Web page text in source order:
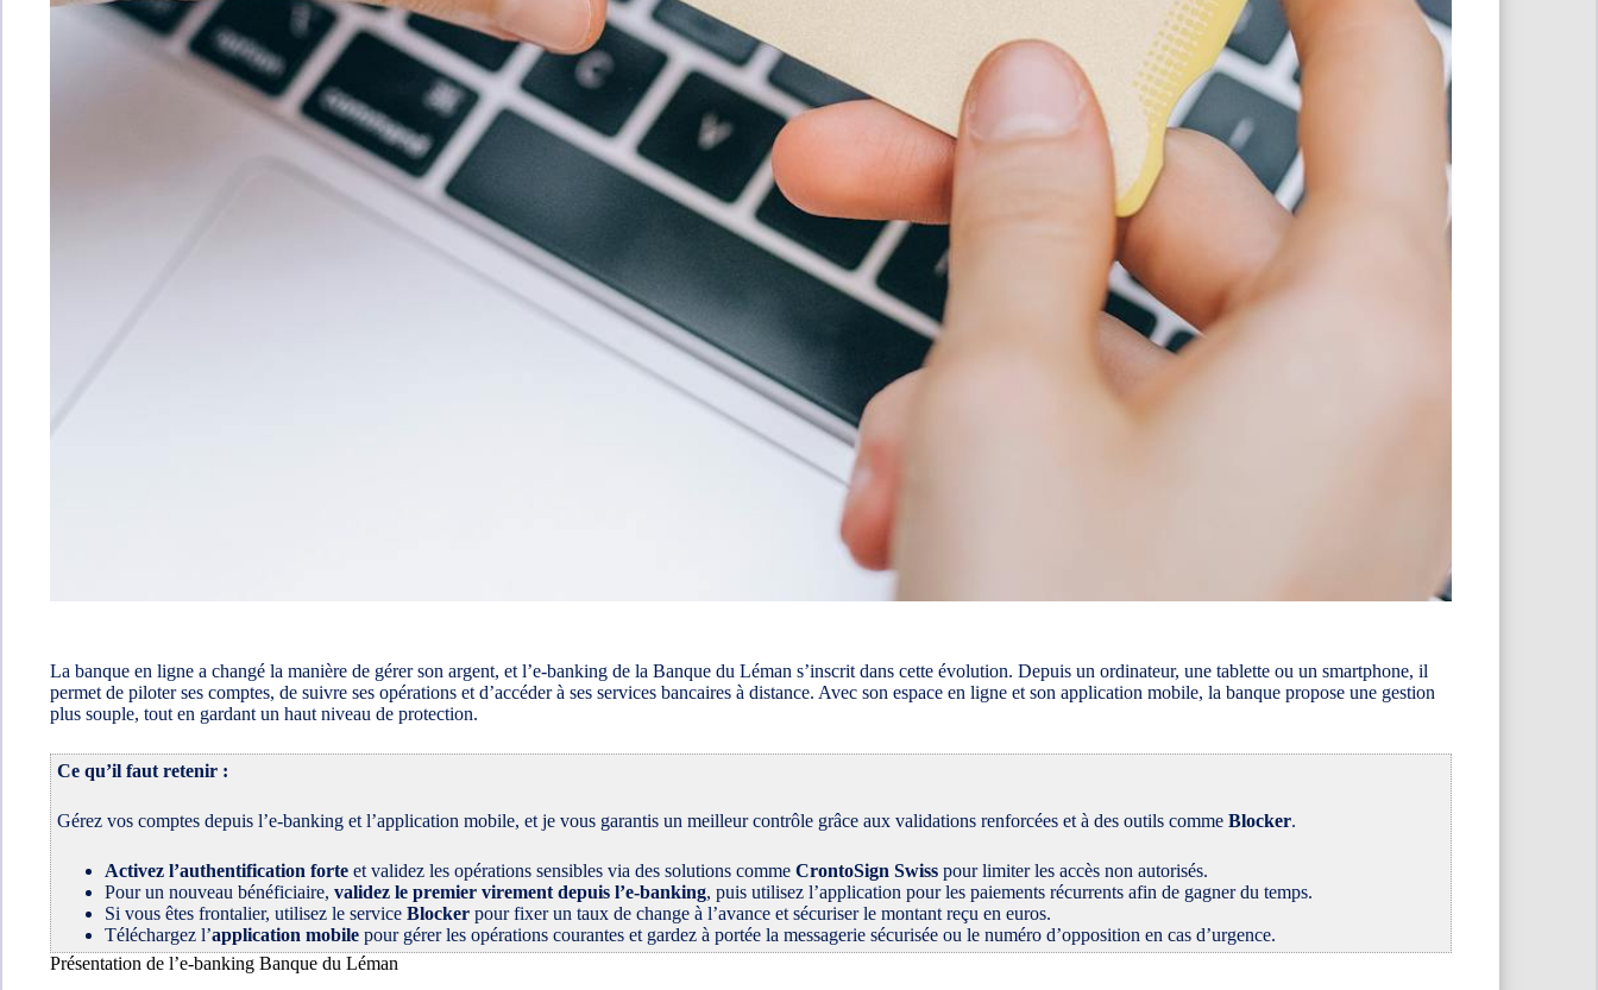
La banque en ligne a changé la manière de gérer son argent, et l’e-banking de la Banque du Léman s’inscrit dans cette évolution. Depuis un ordinateur, une tablette ou un smartphone, il
permet de piloter ses comptes, de suivre ses opérations et d’accéder à ses services bancaires à distance. Avec son espace en ligne et son application mobile, la banque propose une gestion
plus souple, tout en gardant un haut niveau de protection.
Ce qu’il faut retenir :
Gérez vos comptes depuis l’e-banking et l’application mobile, et je vous garantis un meilleur contrôle grâce aux validations renforcées et à des outils comme Blocker.
Activez l’authentification forte et validez les opérations sensibles via des solutions comme CrontoSign Swiss pour limiter les accès non autorisés.
Pour un nouveau bénéficiaire, validez le premier virement depuis l’e-banking, puis utilisez l’application pour les paiements récurrents afin de gagner du temps.
Si vous êtes frontalier, utilisez le service Blocker pour fixer un taux de change à l’avance et sécuriser le montant reçu en euros.
Téléchargez l’application mobile pour gérer les opérations courantes et gardez à portée la messagerie sécurisée ou le numéro d’opposition en cas d’urgence.
Présentation de l’e-banking Banque du Léman